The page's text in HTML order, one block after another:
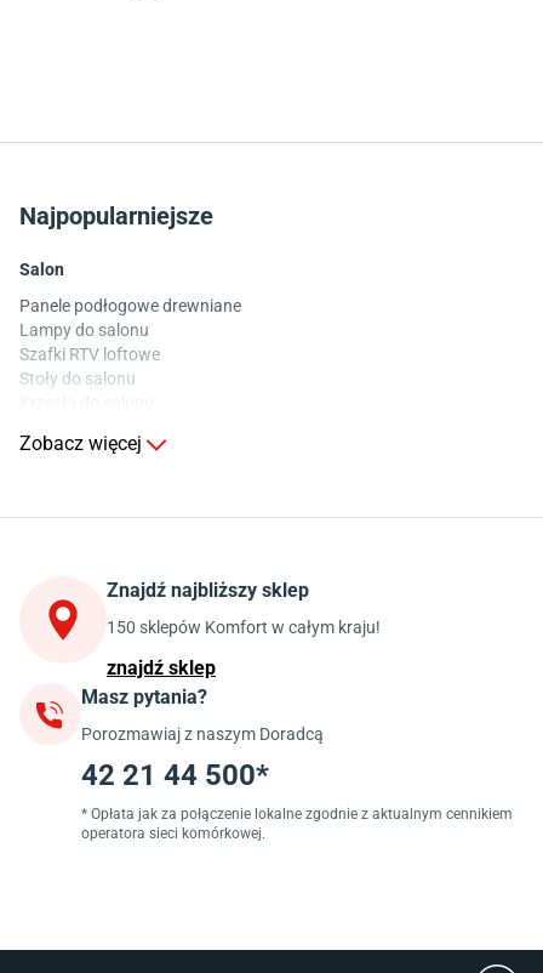
Najpopularniejsze
Salon
Panele podłogowe drewniane
Lampy do salonu
Szafki RTV loftowe
Stoły do salonu
Stoły do kuchni
Szafki kuchenne wiszące (górne)
Szafki pod zlewozmywak
Blaty kuchenne laminowane
Jadalnia
Stoły do jadalni
Krzesła do jadalni
Dywany szare
Lampy w stylu loftowym
Lampy wiszące do jadalni
Zobacz więcej
Znajdź najbliższy sklep
150 sklepów Komfort w całym kraju!
znajdź sklep
Masz pytania?
Porozmawiaj z naszym Doradcą
42 21 44 500*
* Opłata jak za połączenie lokalne zgodnie z aktualnym cennikiem
operatora sieci komórkowej.